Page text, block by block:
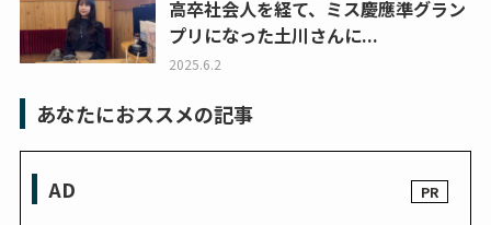
高卒社会人を経て、ミス慶應準グラン
プリになった土川さんに...
2025.6.2
あなたにおススメの記事
AD